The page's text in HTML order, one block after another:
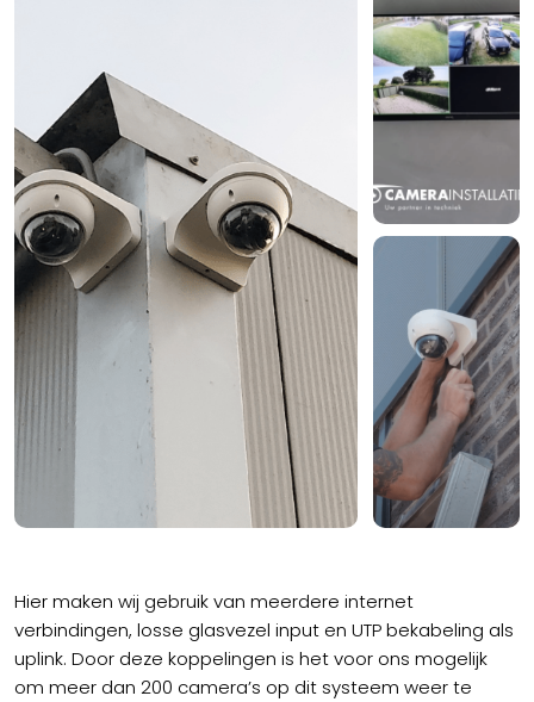
Hier maken wij gebruik van meerdere internet
verbindingen, losse glasvezel input en UTP bekabeling als
uplink. Door deze koppelingen is het voor ons mogelijk
om meer dan 200 camera’s op dit systeem weer te